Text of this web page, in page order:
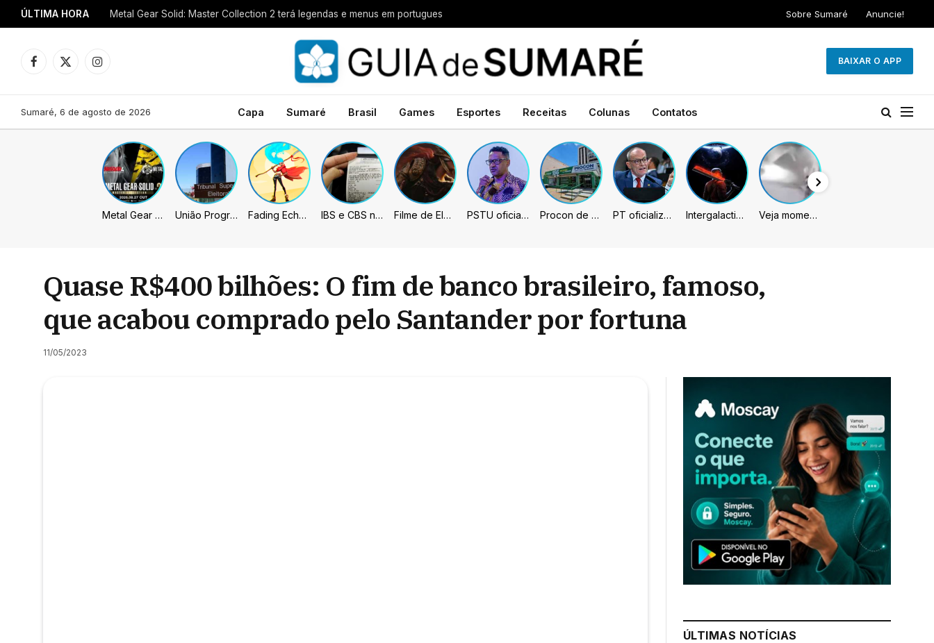
ÚLTIMA HORA Metal Gear Solid: Master Collection 2 terá legendas e menus em portugues Sobre Sumaré Anuncie!
Facebook
X
Instagram
BAIXAR O APP
Sumaré, 6 de agosto de 2026 Capa Sumaré Brasil Games Esportes Receitas Colunas Contatos
Metal Gear Solid: Master Collection 2 terá legendas e menus em portugues União Progressista e PL terão mais tempo de propaganda eleitoral Fading Echo – Review IBS e CBS necessitarão constar nas notas fiscais com início desta 2ª. Entenda Filme de Elden Ring tem gravações concluídas, mas ainda fica longe do lançamento PSTU oficializa Hertz Dias como candidato à Presidência da República Procon de Sumaré promove mutirão de renegociação de dívidas com bancos, empresas e concessionárias PT oficializa Contarato como candidato à reeleição ao Senado no ES Intergalactic: The Heretic Prophet pode chegar unicamente em 2027, indicam rumores Veja momento em que ex-jogador do Botafogo é atingido por muro no Rio
Quase R$400 bilhões: O fim de banco brasileiro, famoso,
que acabou comprado pelo Santander por fortuna
11/05/2023
ÚLTIMAS NOTÍCIAS